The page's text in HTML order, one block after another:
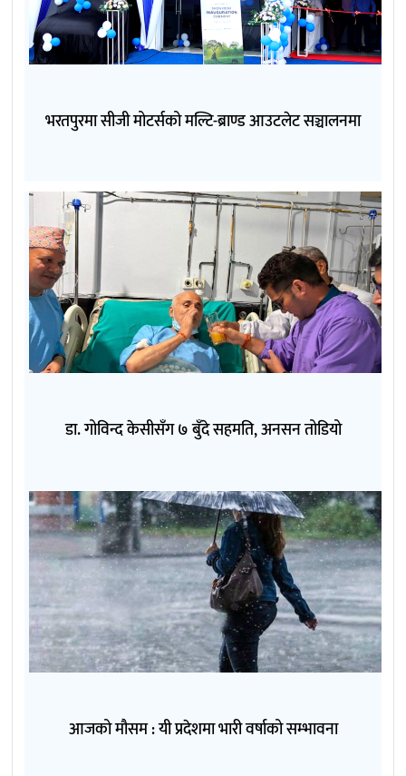
भरतपुरमा सीजी मोटर्सको मल्टि-ब्राण्ड आउटलेट सञ्चालनमा
डा. गोविन्द केसीसँग ७ बुँदे सहमति, अनसन तोडियो
आजको मौसम : यी प्रदेशमा भारी वर्षाको सम्भावना